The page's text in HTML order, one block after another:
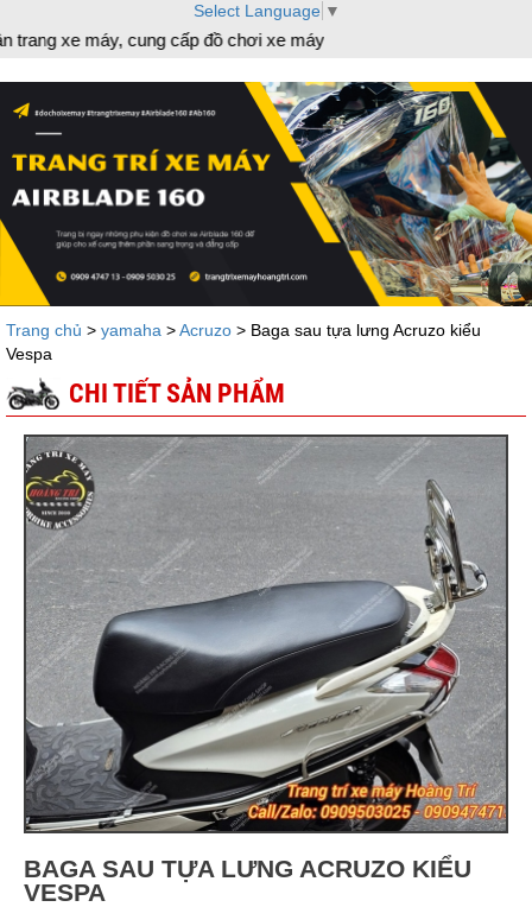
Select Language ▼
cấp đồ chơi xe máy
Trang chủ > yamaha >Acruzo > Baga sau tựa lưng Acruzo kiểu
Vespa
CHI TIẾT SẢN PHẨM
BAGA SAU TỰA LƯNG ACRUZO KIỂU
VESPA